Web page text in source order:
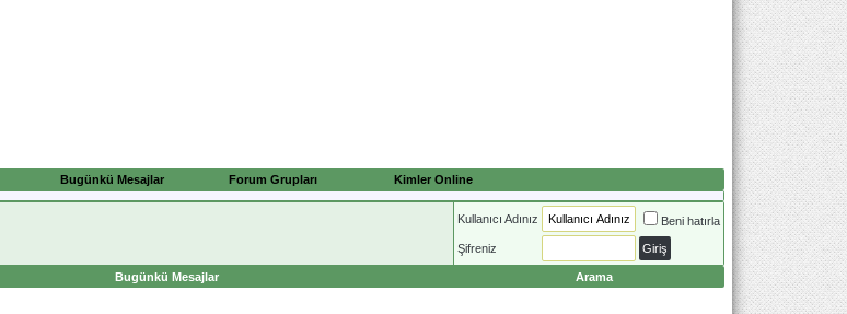
Bugünkü Mesajlar Forum Grupları Kimler Online
Kullanıcı Adınız Beni hatırla
Şifreniz
Bugünkü Mesajlar Arama